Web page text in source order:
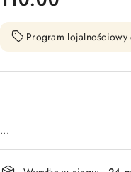
Program lojalnościowy
...
Dostępność